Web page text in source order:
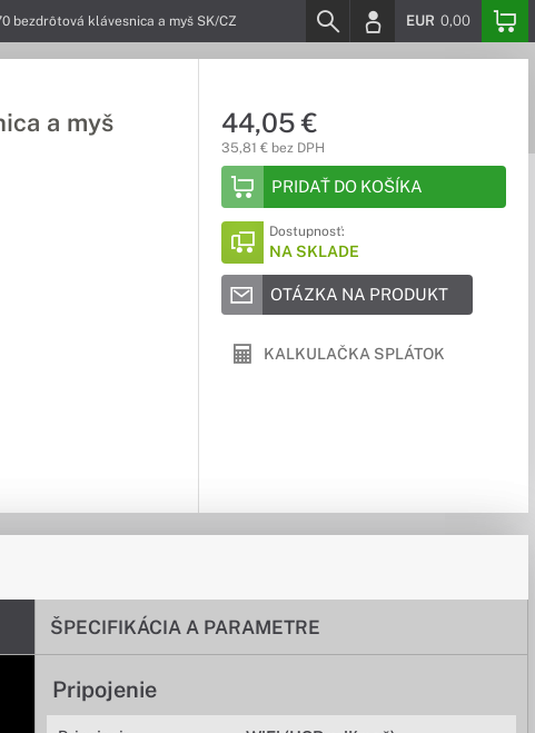
bezdrôtová klávesnica a myš SK/CZ EUR 0,00
a myš
44,05 €
35,81 € bez DPH
PRIDAŤ DO KOŠÍKA
Dostupnosť:
NA SKLADE
OTÁZKA NA PRODUKT
KALKULAČKA SPLÁTOK
ŠPECIFIKÁCIA A PARAMETRE
Pripojenie